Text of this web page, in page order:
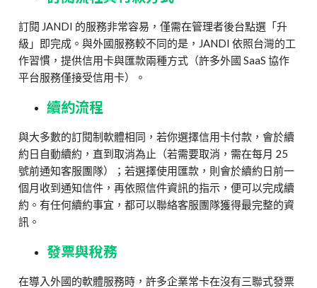
訂閱 JANDI 的服務非常容易，僅需在管理者後台點選「升
級」即完成。與外國服務較不同的是，JANDI 依照台灣的工
作習慣，提供信用卡與匯款兩種方式（許多外國 SaaS 協作
平台服務僅接受信用卡）。
續約流程
與大多數的訂閱制軟體相同，若你選擇信用卡付款，會於續
約日自動續約，直到取消為止（若需要取消，需在每月 25
號前通知客服團隊）；若選擇使用匯款，則會於續約日前一
個月收到通知信件，再依照信件資訊的指示，便可以完成續
約。有任何續約事宜，都可以聯絡客服團隊獲得最完整的資
訊。
發票與稅務
在導入外國的軟體服務時，許多企業常卡在沒有三聯式發票